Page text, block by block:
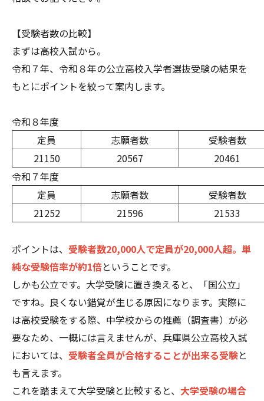
【受験者数の比較】
まずは高校入試から。
令和７年、令和８年の公立高校入学者選抜受験の結果を
もとにポイントを絞って案内します。
令和８年度
定員
志願者数
受験者数
21150
20567
20461
令和７年度
定員
志願者数
受験者数
21252
21596 21533
ポイントは、 受験者数20,000人で定員が20,000人超。単
純な受験倍率が約1倍ということです。
しかも公立です。大学受験に置き換えると、「国公立」
ですね。良くない錯覚が生じる原因になります。実際に
は高校受験をする際、中学校からの推薦（調査書）が必
要なため、一概には言えませんが、兵庫県公立高校入試
においては、 受験者全員が合格することが出来る受験と
も言えます。
これを踏まえて大学受験と比較すると、 大学受験の場合